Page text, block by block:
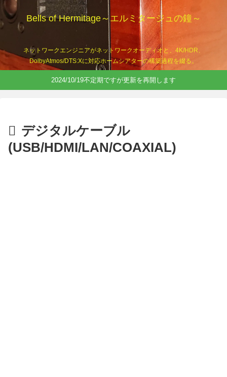
Bells of Hermitage～エルミタージュの鐘～
ネットワークエンジニアがネットワークオーディオと、4K/HDR、
DolbyAtmos/DTS:Xに対応ホームシアターの構築過程を綴る。
2024/10/19不定期ですが更新を再開します
デジタルケーブル
(USB/HDMI/LAN/COAXIAL)